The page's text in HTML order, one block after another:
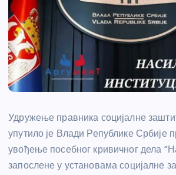
Удружење правника социјалне
упутило је Влади Републике Србије
увођење посебног кривичног дела
запослене у установама социјалне